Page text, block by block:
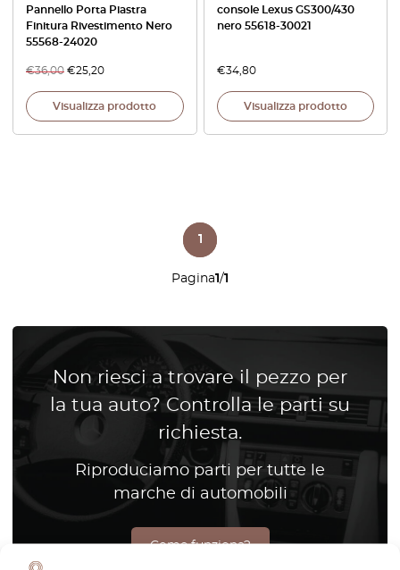
Pannello Porta Piastra
Finitura Rivestimento Nero
55568-24020
€36,00 €25,20
Visualizza prodotto
console Lexus GS300/430
nero 55618-30021
€34,80
Visualizza prodotto
Pagina1/1
1
Non riesci a trovare il pezzo per
la tua auto? Controlla le parti su
richiesta.
Riproduciamo parti per tutte le
marche di automobili
Come funziona?